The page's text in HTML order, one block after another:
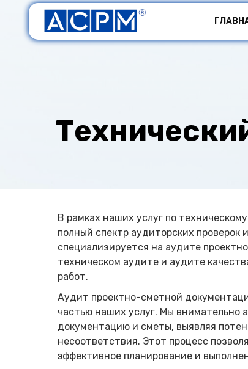
В рамках наших услуг по
полный спектр аудиторских проверок
специализируется на аудите
техническом аудите и аудите
работ.
Аудит проектно-сметной
частью наших услуг. Мы внимательно
документацию и сметы, выявляя
несоответствия. Этот процесс
эффективное планирование и